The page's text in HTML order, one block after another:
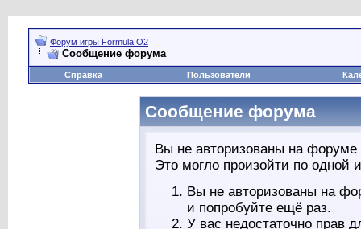
Форум игры Formula O2
Сообщение форума
Справка Пользователи
Сообщение форума
Вы не авторизованы на форуме
Это могло произойти по одной
Вы не авторизованы на
и попробуйте ещё раз.
У вас недостаточно прав